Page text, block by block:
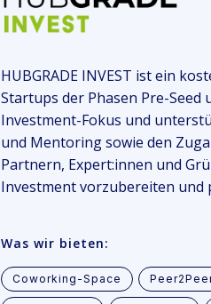
HUBGRADE INVEST ist ein
Startups der Phasen Pre-Seed
Investment-Fokus und
und Mentoring sowie den
Partnern, Expert:innen und
Investment vorzubereiten und
Was wir bieten:
Coworking-Space